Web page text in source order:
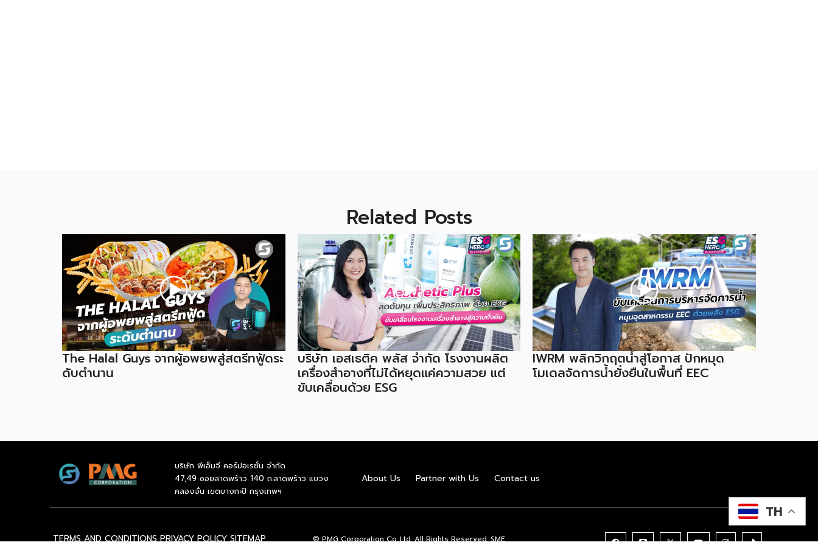
Related Posts
The Halal Guys จากผู้อพยพสู่สตรีทฟู้ดระ
ดับตำนาน
บริษัท เอสเธติค พลัส จำกัด โรงงานผลิต
เครื่องสำอางที่ไม่ได้หยุดแค่ความสวย แต่
ขับเคลื่อนด้วย ESG
IWRM พลิกวิกฤตน้ำสู่โอกาส ปักหมุด
โมเดลจัดการน้ำยั่งยืนในพื้นที่ EEC
บริษัท พีเอ็มจี คอร์ปอเรชั่น จำกัด
47,49 ซอยลาดพร้าว 140 ถ.ลาดพร้าว แขวง
คลองจั่น เขตบางกะปิ กรุงเทพฯ
About Us Partner with Us Contact us
TERMS AND CONDITIONS PRIVACY POLICY SITEMAP © PMG Corporation Co.,Ltd. All Rights Reserved. SME
TH